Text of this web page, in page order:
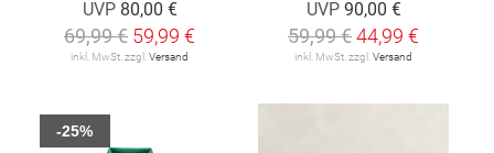
UVP 80,00 €
69,99 € 59,99 €
inkl. MwSt. zzgl. Versand
UVP 90,00 €
59,99 €44,99 €
inkl. MwSt. zzgl. Versand
-25%